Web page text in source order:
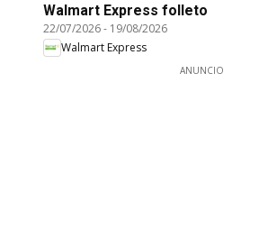
Walmart Express folleto
22/07/2026- 19/08/2026
Walmart Express
ANUNCIO